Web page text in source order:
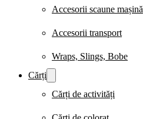
Accesorii scaune mașină
Accesorii transport
Wraps, Slings, Bobe
Cărți
Cărți de activități